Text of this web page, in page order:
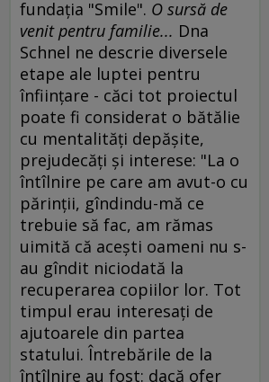
fundaţia "Smile". O sursă de
venit pentru familie... Dna
Schnel ne descrie diversele
etape ale luptei pentru
înfiinţare - căci tot proiectul
poate fi considerat o bătălie
cu mentalităţi depăşite,
prejudecăţi şi interese: "La o
întîlnire pe care am avut-o cu
părinţii, gîndindu-mă ce
trebuie să fac, am rămas
uimită că aceşti oameni nu s-
au gîndit niciodată la
recuperarea copiilor lor. Tot
timpul erau interesaţi de
ajutoarele din partea
statului. Întrebările de la
întîlnire au fost: dacă ofer